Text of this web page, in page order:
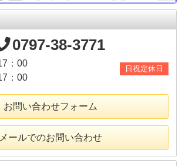
0797-38-3771
：00
：00
日祝定休日
お問い合わせフォーム
メールでのお問い合わせ